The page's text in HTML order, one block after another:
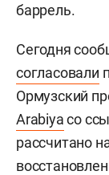
баррель.
Сегодня
согласовали
Ормузский
Arabiyaсо
рассчитано